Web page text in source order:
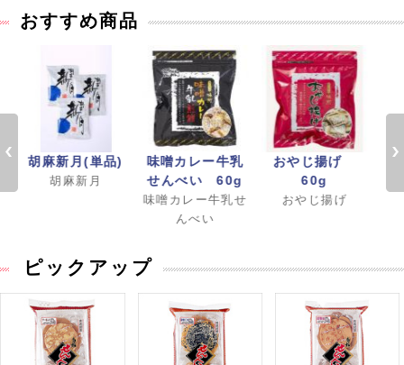
おすすめ商品
胡麻新月(単品)
胡麻新月
味噌カレー牛乳
せんべい 60g
味噌カレー牛乳せ
んべい
おやじ揚げ
60g
おやじ揚げ
ピックアップ